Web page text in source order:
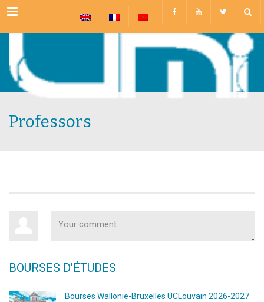
Menu
Professors
BOURSES D’ÉTUDES
Bourses Wallonie-Bruxelles UCLouvain 2026-2027